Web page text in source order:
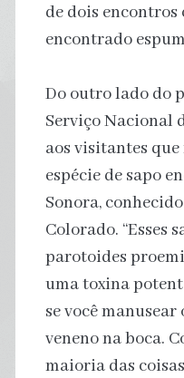
de dois encontros
encontrado
Do outro lado do
Serviço Nacional
aos visitantes
espécie de sapo
Sonora,
Colorado. “Esses
parotoides
uma toxina
se você
veneno na boca.
maioria das